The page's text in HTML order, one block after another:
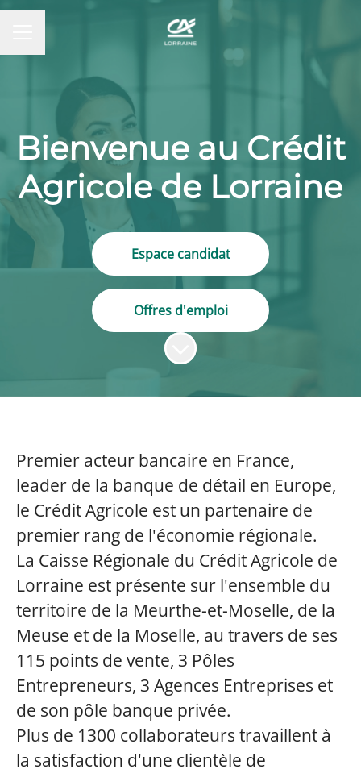
Bienvenue au Crédit
Agricole de Lorraine
Espace candidat
Offres d'emploi
Faire défiler jusqu'au contenu
Premier acteur bancaire en France,
leader de la banque de détail en Europe,
le Crédit Agricole est un partenaire de
premier rang de l'économie régionale.
La Caisse Régionale du Crédit Agricole de
Lorraine est présente sur l'ensemble du
territoire de la Meurthe-et-Moselle, de la
Meuse et de la Moselle, au travers de ses
115 points de vente, 3 Pôles
Entrepreneurs, 3 Agences Entreprises et
de son pôle banque privée.
Plus de 1300 collaborateurs travaillent à
la satisfaction d'une clientèle de